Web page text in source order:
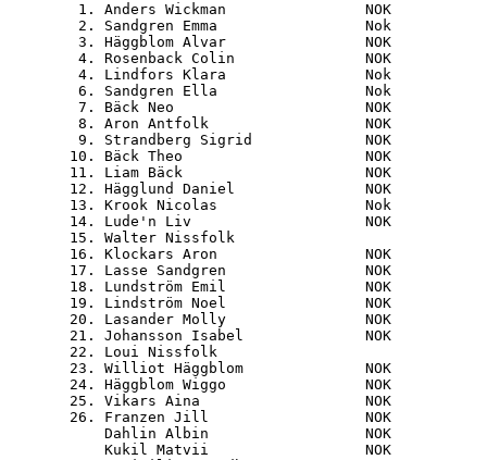
1. Anders Wickman                NOK
2. Sandgren Emma                 Nok
3. Häggblom Alvar                NOK
4. Rosenback Colin               NOK
4. Lindfors Klara                Nok
6. Sandgren Ella                 Nok
7. Bäck Neo                      NOK
8. Aron Antfolk                  NOK
9. Strandberg Sigrid             NOK
10. Bäck Theo                     NOK
11. Liam Bäck                     NOK
12. Hägglund Daniel               NOK
13. Krook Nicolas                 Nok
14. Lude'n Liv                    NOK
15. Walter Nissfolk
16. Klockars Aron                 NOK
17. Lasse Sandgren                NOK
18. Lundström Emil                NOK
19. Lindström Noel                NOK
20. Lasander Molly                NOK
21. Johansson Isabel              NOK
22. Loui Nissfolk
23. Williot Häggblom              NOK
24. Häggblom Wiggo                NOK
25. Vikars Aina                   NOK
26. Franzen Jill                  NOK
Dahlin Albin                  NOK
Kukil Matvii                  NOK